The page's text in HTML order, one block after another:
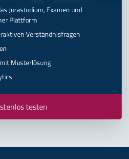
Jurastudium, Examen und
Plattform
Verständnisfragen
Musterlösung
testen